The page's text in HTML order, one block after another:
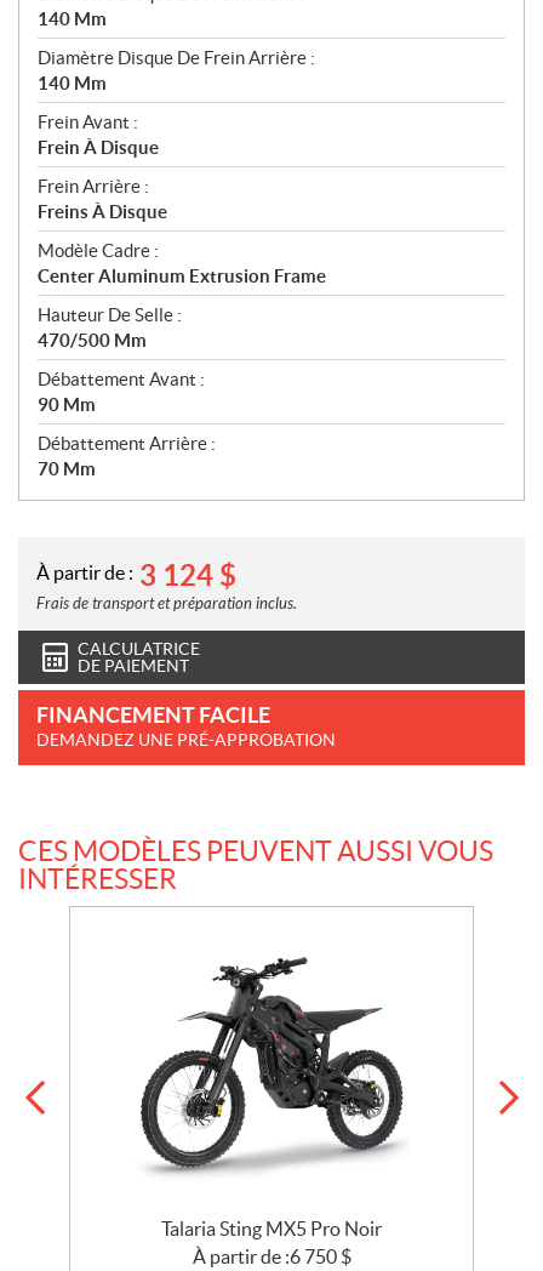
140 Mm
Diamètre Disque De Frein Arrière :
140 Mm
Frein Avant :
Frein À Disque
Frein Arrière :
Freins À Disque
Modèle Cadre :
Center Aluminum Extrusion Frame
Hauteur De Selle :
470/500 Mm
Débattement Avant :
90 Mm
Débattement Arrière :
70 Mm
À partir de : 3 124 $
Frais de transport et préparation inclus.
CALCULATRICE
DE PAIEMENT
FINANCEMENT FACILE
DEMANDEZ UNE PRÉ-APPROBATION
CES MODÈLES PEUVENT AUSSI VOUS
INTÉRESSER
Talaria Sting MX5 Pro Noir
À partir de :6 750 $